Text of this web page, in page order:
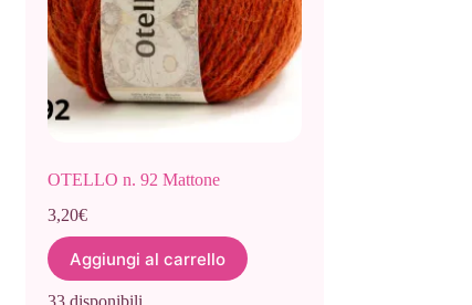
OTELLO n. 92 Mattone
3,20€
Aggiungi al carrello